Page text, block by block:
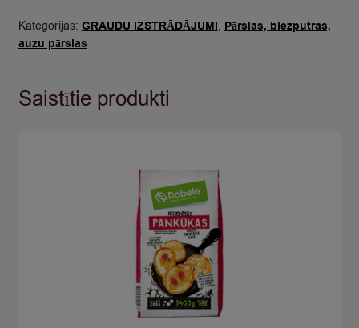
quantity
Kategorijas: GRAUDU IZSTRĀDĀJUMI, Pārslas, biezputras,
auzu pārslas
Saistītie produkti